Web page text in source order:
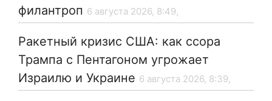
филантроп 6 августа 2026, 8:49,
Ракетный кризис США: как ссора
Трампа с Пентагоном угрожает
Израилю и Украине 6 августа 2026, 8:39,